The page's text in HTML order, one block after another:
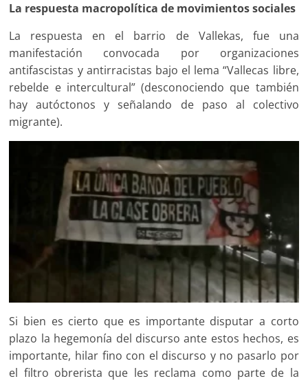
La respuesta macropolítica de movimientos sociales
La respuesta en el barrio de Vallekas, fue una
manifestación convocada por organizaciones
antifascistas y antirracistas bajo el lema “Vallecas libre,
rebelde e intercultural” (desconociendo que también
hay autóctonos y señalando de paso al colectivo
migrante).
Si bien es cierto que es importante disputar a corto
plazo la hegemonía del discurso ante estos hechos, es
importante, hilar fino con el discurso y no pasarlo por
el filtro obrerista que les reclama como parte de la